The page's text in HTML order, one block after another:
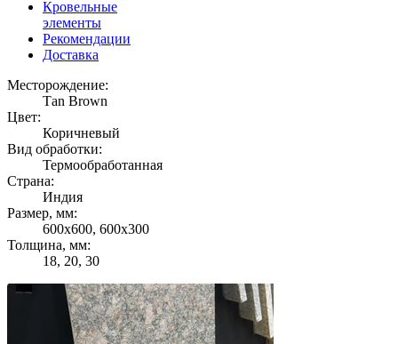
Кровельные
элементы
Рекомендации
Доставка
Месторождение:
Тan Brown
Цвет:
Коричневый
Вид обработки:
Термообработанная
Страна:
Индия
Размер, мм:
600х600, 600х300
Толщина, мм:
18, 20, 30